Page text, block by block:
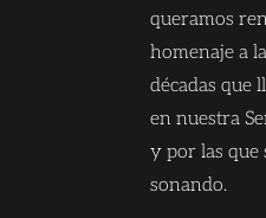
queramos
homenaje a
décadas que
en nuestra
y por las que
sonando.